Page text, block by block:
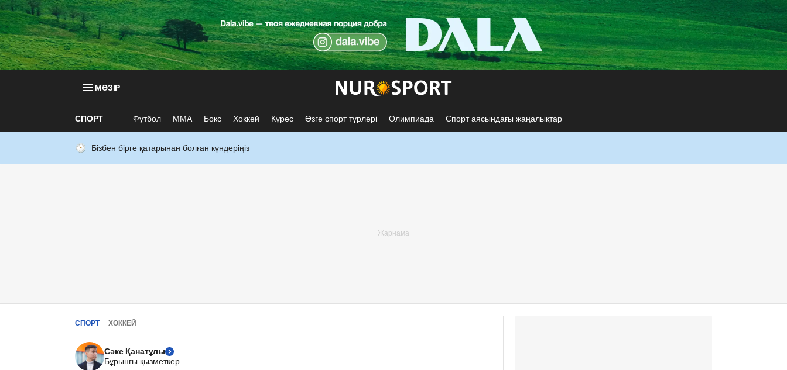
МӘЗІР
СПОРТ Футбол ММА Бокс Хоккей Күрес Өзге спорт түрлері Олимпиада Спорт аясындағы жаңалықтар
Бізбен бірге қатарынан болған күндеріңіз
СПОРТ ХОККЕЙ
Сәке Қанатұлы
Бұрынғы қызметкер